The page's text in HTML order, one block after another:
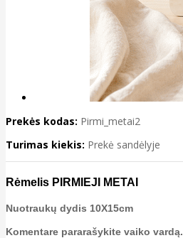
Prekės kodas: Pirmi_metai2
Turimas kiekis: Prekė sandėlyje
Rėmelis PIRMIEJI METAI
Nuotraukų dydis 10X15cm
Komentare pararašykite vaiko vardą.